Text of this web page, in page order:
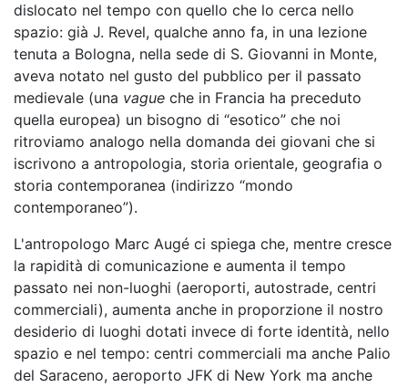
dislocato nel tempo con quello che lo cerca nello
spazio: già J. Revel, qualche anno fa, in una lezione
tenuta a Bologna, nella sede di S. Giovanni in Monte,
aveva notato nel gusto del pubblico per il passato
medievale (una vague che in Francia ha preceduto
quella europea) un bisogno di “esotico” che noi
ritroviamo analogo nella domanda dei giovani che si
iscrivono a antropologia, storia orientale, geografia o
storia contemporanea (indirizzo “mondo
contemporaneo”).
L'antropologo Marc Augé ci spiega che, mentre cresce
la rapidità di comunicazione e aumenta il tempo
passato nei non-luoghi (aeroporti, autostrade, centri
commerciali), aumenta anche in proporzione il nostro
desiderio di luoghi dotati invece di forte identità, nello
spazio e nel tempo: centri commerciali ma anche Palio
del Saraceno, aeroporto JFK di New York ma anche